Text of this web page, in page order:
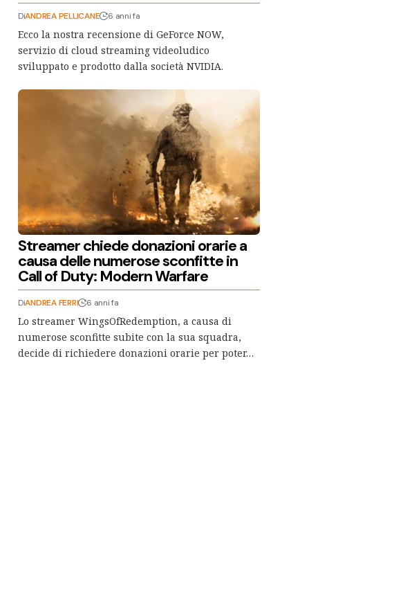
DiANDREA PELLICANE 6 anni fa
Ecco la nostra recensione di GeForce NOW,
servizio di cloud streaming videoludico
sviluppato e prodotto dalla società NVIDIA.
Streamer chiede donazioni orarie a
causa delle numerose sconfitte in
Call of Duty: Modern Warfare
DiANDREA FERRI 6 anni fa
Lo streamer WingsOfRedemption, a causa di
numerose sconfitte subite con la sua squadra,
decide di richiedere donazioni orarie per poter…